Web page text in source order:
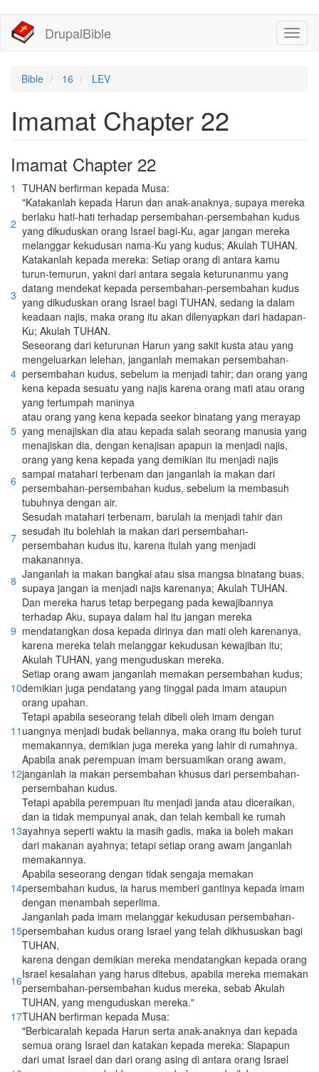
主
DrupalBible
Bible 16 LEV
Imamat Chapter 22
Imamat Chapter 22
1 TUHAN berfirman kepada Musa:
2
"Katakanlah kepada Harun dan anak-anaknya, supaya mereka
berlaku hati-hati terhadap persembahan-persembahan kudus
yang dikuduskan orang Israel bagi-Ku, agar jangan mereka
melanggar kekudusan nama-Ku yang kudus; Akulah TUHAN.
3
Katakanlah kepada mereka: Setiap orang di antara kamu
turun-temurun, yakni dari antara segala keturunanmu yang
datang mendekat kepada persembahan-persembahan kudus
yang dikuduskan orang Israel bagi TUHAN, sedang ia dalam
keadaan najis, maka orang itu akan dilenyapkan dari hadapan-
Ku; Akulah TUHAN.
4
Seseorang dari keturunan Harun yang sakit kusta atau yang
mengeluarkan lelehan, janganlah memakan persembahan-
persembahan kudus, sebelum ia menjadi tahir; dan orang yang
kena kepada sesuatu yang najis karena orang mati atau orang
yang tertumpah maninya
5
atau orang yang kena kepada seekor binatang yang merayap
yang menajiskan dia atau kepada salah seorang manusia yang
menajiskan dia, dengan kenajisan apapun ia menjadi najis,
6
orang yang kena kepada yang demikian itu menjadi najis
sampai matahari terbenam dan janganlah ia makan dari
persembahan-persembahan kudus, sebelum ia membasuh
tubuhnya dengan air.
7
Sesudah matahari terbenam, barulah ia menjadi tahir dan
sesudah itu bolehlah ia makan dari persembahan-
persembahan kudus itu, karena itulah yang menjadi
makanannya.
8 Janganlah ia makan bangkai atau sisa mangsa binatang buas,
supaya jangan ia menjadi najis karenanya; Akulah TUHAN.
9
Dan mereka harus tetap berpegang pada kewajibannya
terhadap Aku, supaya dalam hal itu jangan mereka
mendatangkan dosa kepada dirinya dan mati oleh karenanya,
karena mereka telah melanggar kekudusan kewajiban itu;
Akulah TUHAN, yang menguduskan mereka.
10
Setiap orang awam janganlah memakan persembahan kudus;
demikian juga pendatang yang tinggal pada imam ataupun
orang upahan.
11
Tetapi apabila seseorang telah dibeli oleh imam dengan
uangnya menjadi budak beliannya, maka orang itu boleh turut
memakannya, demikian juga mereka yang lahir di rumahnya.
12
Apabila anak perempuan imam bersuamikan orang awam,
janganlah ia makan persembahan khusus dari persembahan-
persembahan kudus.
13
Tetapi apabila perempuan itu menjadi janda atau diceraikan,
dan ia tidak mempunyai anak, dan telah kembali ke rumah
ayahnya seperti waktu ia masih gadis, maka ia boleh makan
dari makanan ayahnya; tetapi setiap orang awam janganlah
memakannya.
14
Apabila seseorang dengan tidak sengaja memakan
persembahan kudus, ia harus memberi gantinya kepada imam
dengan menambah seperlima.
15
Janganlah pada imam melanggar kekudusan persembahan-
persembahan kudus orang Israel yang telah dikhususkan bagi
TUHAN,
16
karena dengan demikian mereka mendatangkan kepada orang
Israel kesalahan yang harus ditebus, apabila mereka memakan
persembahan-persembahan kudus mereka, sebab Akulah
TUHAN, yang menguduskan mereka."
17TUHAN berfirman kepada Musa:
"Berbicaralah kepada Harun serta anak-anaknya dan kepada
semua orang Israel dan katakan kepada mereka: Siapapun
dari umat Israel dan dari orang asing di antara orang Israel